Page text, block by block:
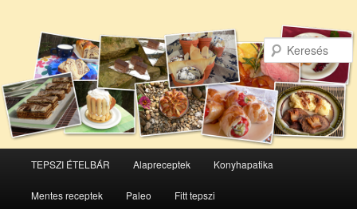
Tovább
az
Tovább
a
TEPSZI ÉTELBÁR Alapreceptek Konyhapatika
Mentes receptek Paleo Fitt tepszi